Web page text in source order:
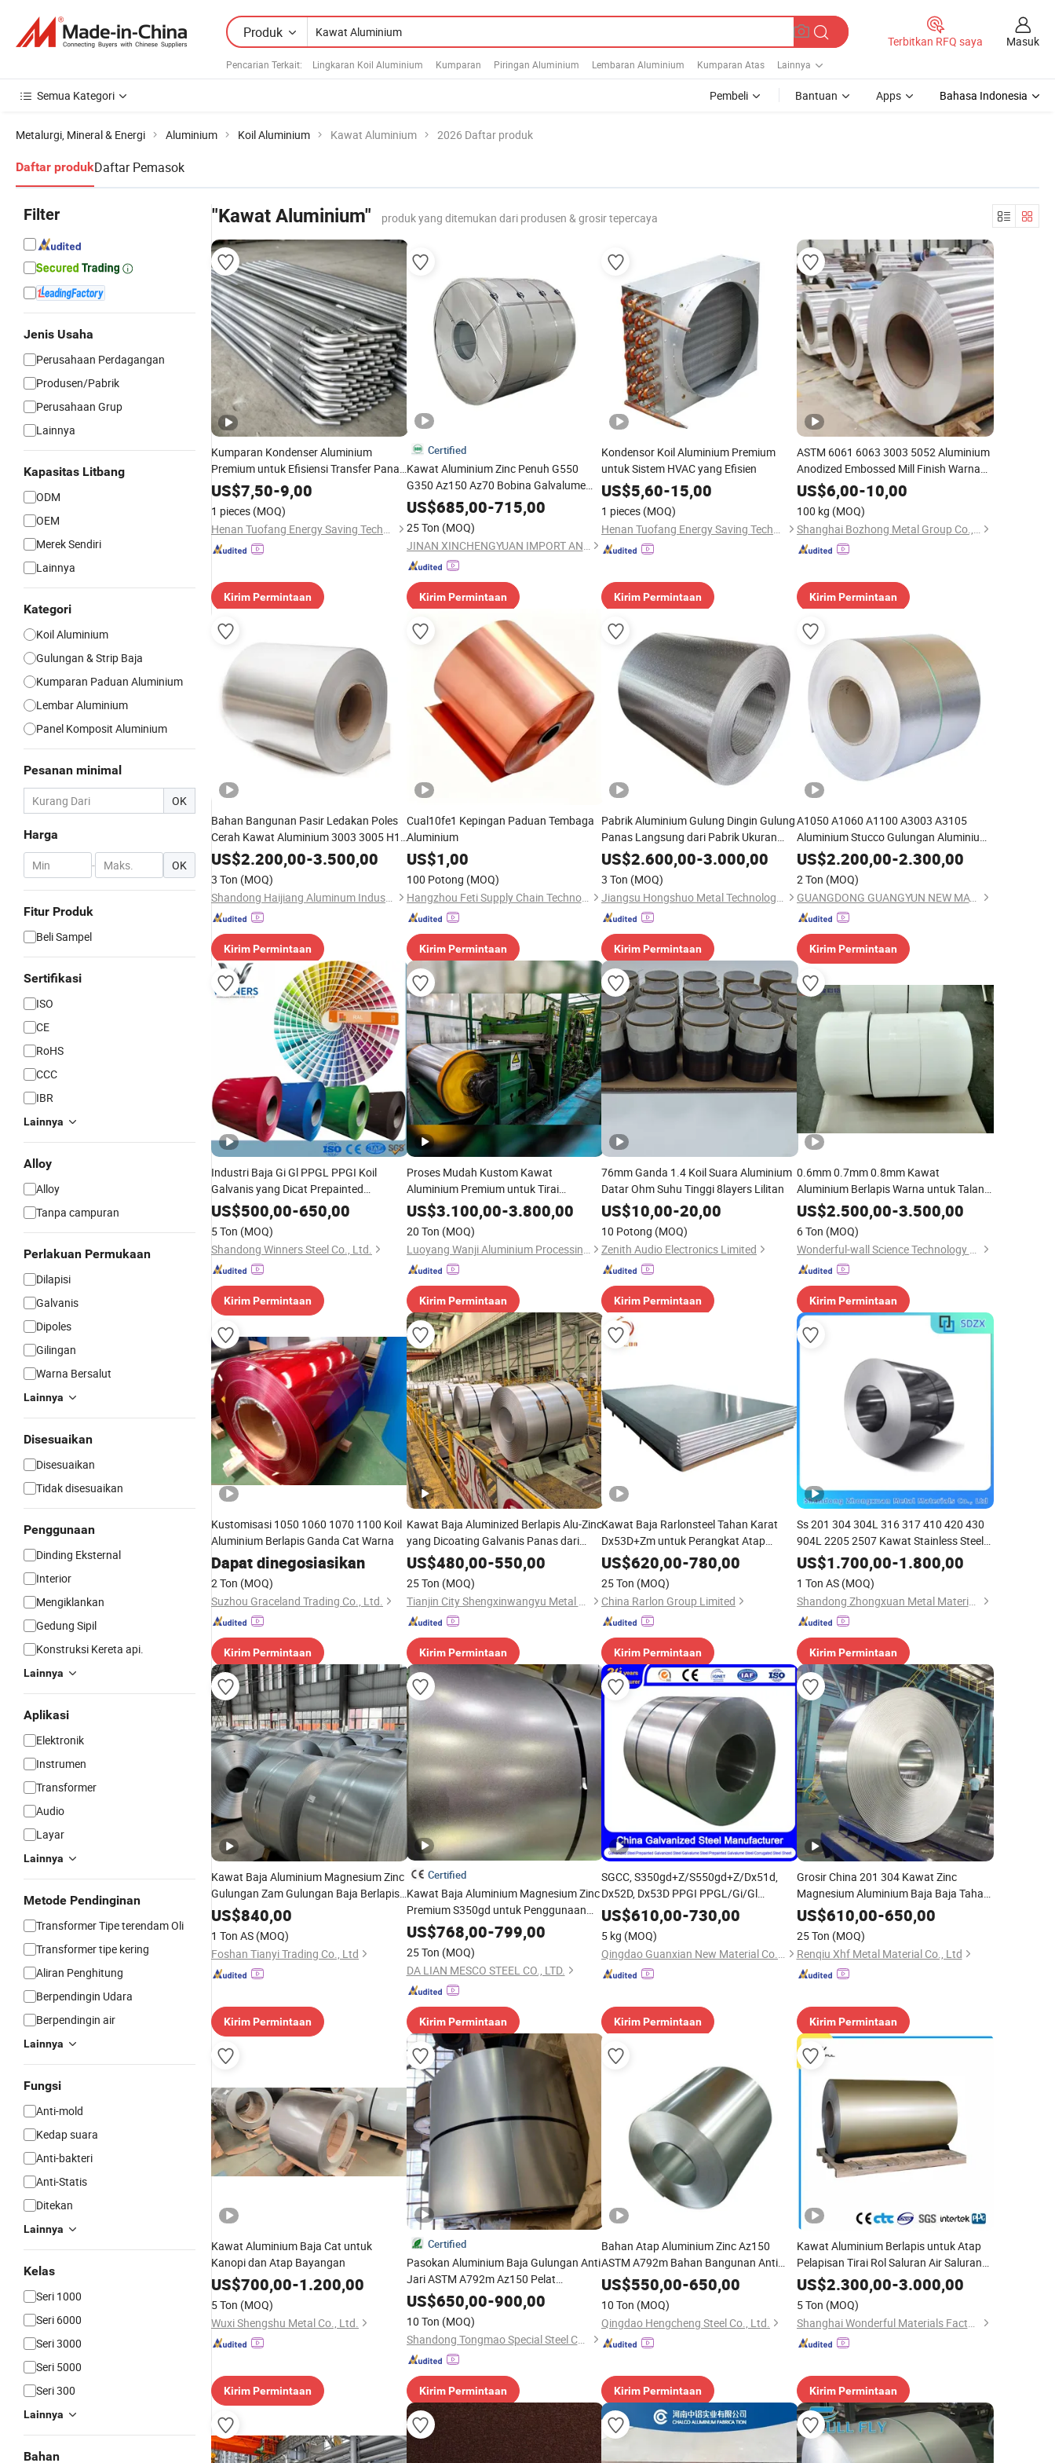
Produk
Pencarian Terkait: Lingkaran Koil Aluminium Kumparan Piringan Aluminium Lembaran Aluminium Kumparan Atas Lainnya
Terbitkan RFQ saya Masuk
Semua Kategori Pembeli Bantuan Apps Bahasa Indonesia
Metalurgi, Mineral & Energi Aluminium Koil Aluminium Kawat Aluminium 2026 Daftar produk
Daftar produkDaftar Pemasok
Filter
Jenis Usaha
Perusahaan Perdagangan
Produsen/Pabrik
Perusahaan Grup
Lainnya
Kapasitas Litbang
ODM
OEM
Merek Sendiri
Lainnya
Kategori
Koil Aluminium
Gulungan & Strip Baja
Kumparan Paduan Aluminium
Lembar Aluminium
Panel Komposit Aluminium
Pesanan minimal
OK
Harga
- OK
Fitur Produk
Beli Sampel
Sertifikasi
ISO
CE
RoHS
CCC
IBR
Lainnya
Alloy
Alloy
Tanpa campuran
Perlakuan Permukaan
Dilapisi
Galvanis
Dipoles
Gilingan
Warna Bersalut
Lainnya
Disesuaikan
Disesuaikan
Tidak disesuaikan
Penggunaan
Dinding Eksternal
Interior
Mengiklankan
Gedung Sipil
Konstruksi Kereta api.
Lainnya
Aplikasi
Elektronik
Instrumen
Transformer
Audio
Layar
Lainnya
Metode Pendinginan
Transformer Tipe terendam Oli
Transformer tipe kering
Aliran Penghitung
Berpendingin Udara
Berpendingin air
Lainnya
Fungsi
Anti-mold
Kedap suara
Anti-bakteri
Anti-Statis
Ditekan
Lainnya
Kelas
Seri 1000
Seri 6000
Seri 3000
Seri 5000
Seri 300
Lainnya
Bahan
"Kawat Aluminium" produk yang ditemukan dari produsen & grosir tepercaya
Kumparan Kondenser Aluminium
Premium untuk Efisiensi Transfer Panas
yang Superior
US$7,50-9,00
1 pieces (MOQ)
Henan Tuofang Energy Saving Technology Co., Ltd.
Kirim Permintaan
Certified
Kawat Aluminium Zinc Penuh G550
G350 Az150 Az70 Bobina Galvalume
Gulungan Aluzinc Strip Zincalume
Gulungan Baja Galvalume Afp
US$685,00-715,00
25 Ton (MOQ)
JINAN XINCHENGYUAN IMPORT AND EXPORT CO.,LTD
Kirim Permintaan
Kondensor Koil Aluminium Premium
untuk Sistem HVAC yang Efisien
US$5,60-15,00
1 pieces (MOQ)
Henan Tuofang Energy Saving Technology Co., Ltd.
Kirim Permintaan
ASTM 6061 6063 3003 5052 Aluminium
Anodized Embossed Mill Finish Warna
Dilapisi Atap Bergelombang Alu Al
Paduan Aluminium Logam Gulungan
Strip Lembaran Pelat Koil Harga
US$6,00-10,00
100 kg (MOQ)
Shanghai Bozhong Metal Group Co., Ltd.
Kirim Permintaan
Bahan Bangunan Pasir Ledakan Poles
Cerah Kawat Aluminium 3003 3005 H14
3105 H18 H24 3A21 4043 Pencahayaan
Paduan Logam Kawat Aluminium
US$2.200,00-3.500,00
3 Ton (MOQ)
Shandong Haijiang Aluminum Industry Co., Ltd
Kirim Permintaan
Cual10fe1 Kepingan Paduan Tembaga
Aluminium
US$1,00
100 Potong (MOQ)
Hangzhou Feti Supply Chain Technology Co., Ltd.
Kirim Permintaan
Pabrik Aluminium Gulung Dingin Gulung
Panas Langsung dari Pabrik Ukuran
Lengkap Tersedia Stok Pengiriman
Global Cepat
US$2.600,00-3.000,00
3 Ton (MOQ)
Jiangsu Hongshuo Metal Technology Co., Ltd.
Kirim Permintaan
A1050 A1060 A1100 A3003 A3105
Aluminium Stucco Gulungan Aluminium
Aluminium Gulungan Aluminium Stucco
Aluminium Gulungan Aluminium Kulit
Jeruk
US$2.200,00-2.300,00
2 Ton (MOQ)
GUANGDONG GUANGYUN NEW MATERIAL CO., LTD.
Kirim Permintaan
Industri Baja Gi Gl PPGL PPGI Koil
Galvanis yang Dicat Prepainted
Galvalume Aluminium Koil Baja dengan
Pelapisan Warna 0.35mm Z60 untuk
Bahan Bangunan
US$500,00-650,00
5 Ton (MOQ)
Shandong Winners Steel Co., Ltd.
Kirim Permintaan
Proses Mudah Kustom Kawat
Aluminium Premium untuk Tirai
Venetian Paduan Aluminium
US$3.100,00-3.800,00
20 Ton (MOQ)
Luoyang Wanji Aluminium Processing Co., Ltd.
Kirim Permintaan
76mm Ganda 1.4 Koil Suara Aluminium
Datar Ohm Suhu Tinggi 8layers Lilitan
US$10,00-20,00
10 Potong (MOQ)
Zenith Audio Electronics Limited
Kirim Permintaan
0.6mm 0.7mm 0.8mm Kawat
Aluminium Berlapis Warna untuk Talang,
Pipa Turun, Pipa Hujan, Saluran Hujan
US$2.500,00-3.500,00
6 Ton (MOQ)
Wonderful-wall Science Technology Corp., Ltd.
Kirim Permintaan
Kustomisasi 1050 1060 1070 1100 Koil
Aluminium Berlapis Ganda Cat Warna
Dapat dinegosiasikan
2 Ton (MOQ)
Suzhou Graceland Trading Co., Ltd.
Kirim Permintaan
Kawat Baja Aluminized Berlapis Alu-Zinc
yang Dicoating Galvanis Panas dari
China
US$480,00-550,00
25 Ton (MOQ)
Tianjin City Shengxinwangyu Metal Materials Co., Ltd.
Kirim Permintaan
Kawat Baja Rarlonsteel Tahan Karat
Dx53D+Zm untuk Perangkat Atap
Industri Baja Aluminium Zinc
Magnesium
US$620,00-780,00
25 Ton (MOQ)
China Rarlon Group Limited
Kirim Permintaan
Ss 201 304 304L 316 317 410 420 430
904L 2205 2507 Kawat Stainless Steel
Dingin Aluminium Galvanis Kawat
Tembaga
US$1.700,00-1.800,00
1 Ton AS (MOQ)
Shandong Zhongxuan Metal Materials Co., Ltd.
Kirim Permintaan
Kawat Baja Aluminium Magnesium Zinc
Gulungan Zam Gulungan Baja Berlapis
Paduan Zn-Al-Mg yang Ditekan Panas
US$840,00
1 Ton AS (MOQ)
Foshan Tianyi Trading Co., Ltd
Kirim Permintaan
Certified
Kawat Baja Aluminium Magnesium Zinc
Premium S350gd untuk Penggunaan
Industri
US$768,00-799,00
25 Ton (MOQ)
DA LIAN MESCO STEEL CO., LTD.
Kirim Permintaan
SGCC, S350gd+Z/S550gd+Z/Dx51d,
Dx52D, Dx53D PPGI PPGL/Gi/Gl
Produsen Koil Baja Terlapis Cat Galvanis
Galvalume Aluzinc Tinplate Aluminium
Koil Berlapis Warna
US$610,00-730,00
5 kg (MOQ)
Qingdao Guanxian New Material Co., Ltd.
Kirim Permintaan
Grosir China 201 304 Kawat Zinc
Magnesium Aluminium Baja Baja Tahan
Karat Gulungan/Pipa Baja Galvanis
Panas Pelat Baja/Gl/PPGI PPGL
Gulungan Baja
US$610,00-650,00
25 Ton (MOQ)
Renqiu Xhf Metal Material Co., Ltd
Kirim Permintaan
Kawat Aluminium Baja Cat untuk
Kanopi dan Atap Bayangan
US$700,00-1.200,00
5 Ton (MOQ)
Wuxi Shengshu Metal Co., Ltd.
Kirim Permintaan
Certified
Pasokan Aluminium Baja Gulungan Anti
Jari ASTM A792m Az150 Pelat
Aluminium Aluzinc, Tabung Dilapisi
Zincalume Gl Gulungan Baja Galvalume
untuk Lembaran Atap
US$650,00-900,00
10 Ton (MOQ)
Shandong Tongmao Special Steel Co., Ltd.
Kirim Permintaan
Bahan Atap Aluminium Zinc Az150
ASTM A792m Bahan Bangunan Anti
Jari Galvanis Dx51d+Az Zincalume Gl
Alu Zinc Terlapis Az150 Gulungan Baja
Galvalume
US$550,00-650,00
10 Ton (MOQ)
Qingdao Hengcheng Steel Co., Ltd.
Kirim Permintaan
Kawat Aluminium Berlapis untuk Atap
Pelapisan Tirai Rol Saluran Air Saluran
Air Aplikasi Rumah Dinding Tirai
Kontainer Kendaraan Tanda Iklan
US$2.300,00-3.000,00
5 Ton (MOQ)
Shanghai Wonderful Materials Factory Co., Ltd.
Kirim Permintaan